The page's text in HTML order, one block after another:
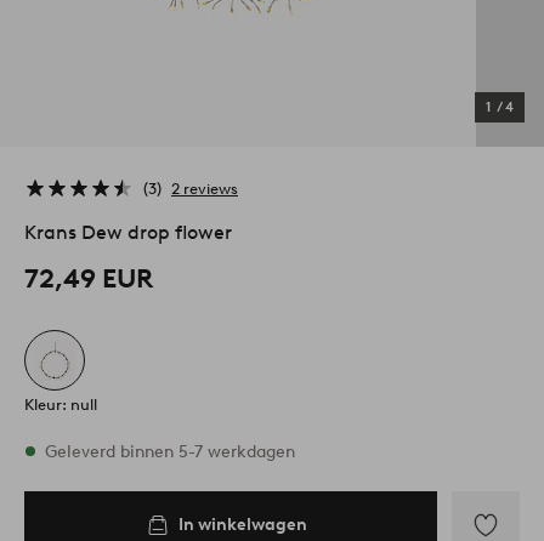
1 /4
3 2 reviews
Krans Dew drop flower
72,49 EUR
Kleur: null
Op voorraad
Geleverd binnen 5-7 werkdagen
In winkelwagen